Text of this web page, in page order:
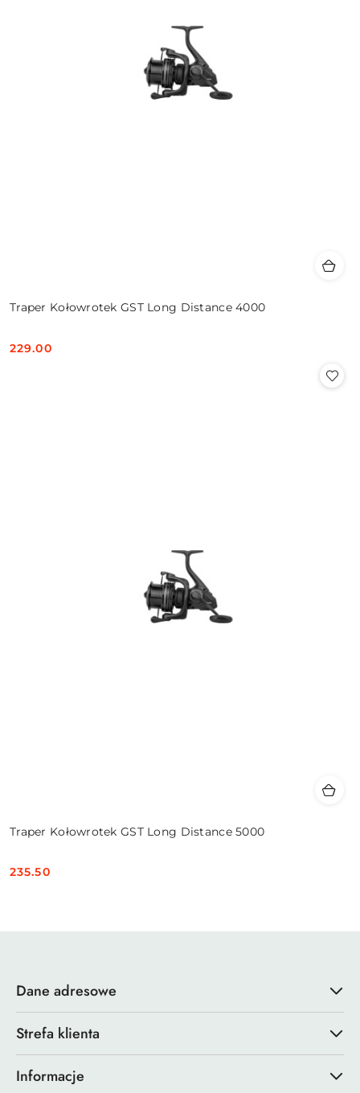
Traper Kołowrotek GST Long Distance 4000
Cena:
229.00
Traper Kołowrotek GST Long Distance 5000
Cena:
235.50
Dane adresowe
Strefa klienta
Informacje